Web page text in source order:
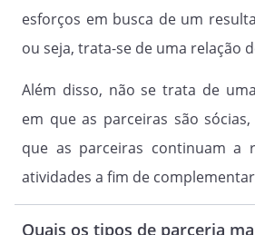
esforços em busca de um
ou seja, trata-se de uma relação
Além disso, não se trata de
em que as parceiras são
que as parceiras continuam a
atividades a fim de
Quais os tipos de parceria